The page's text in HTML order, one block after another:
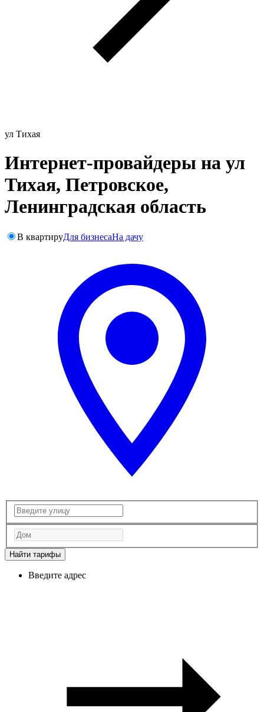
ул Тихая
Интернет-провайдеры на ул
Тихая, Петровское,
Ленинградская область
В квартируДля бизнесаНа дачу
Найти тарифы
Введите адрес